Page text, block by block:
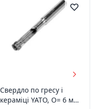
Свердло по гресу і
кераміці YATO, O= 6 мм,